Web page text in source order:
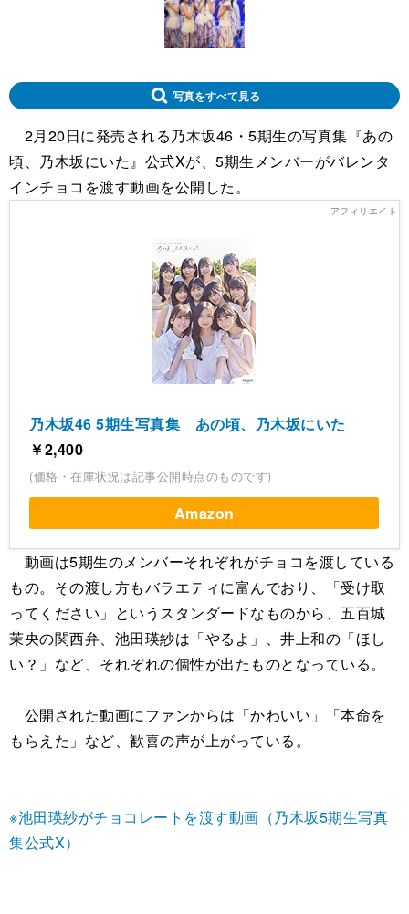
写真をすべて見る
2月20日に発売される乃木坂46・5期生の写真集『あの
頃、乃木坂にいた』公式Xが、5期生メンバーがバレンタ
インチョコを渡す動画を公開した。
乃木坂46 5期生写真集 あの頃、乃木坂にいた
￥2,400
(価格・在庫状況は記事公開時点のものです)
Amazon
動画は5期生のメンバーそれぞれがチョコを渡している
もの。その渡し方もバラエティに富んでおり、「受け取
ってください」というスタンダードなものから、五百城
茉央の関西弁、池田瑛紗は「やるよ」、井上和の「ほし
い？」など、それぞれの個性が出たものとなっている。
公開された動画にファンからは「かわいい」「本命を
もらえた」など、歓喜の声が上がっている。
※池田瑛紗がチョコレートを渡す動画（乃木坂5期生写真
集公式X）